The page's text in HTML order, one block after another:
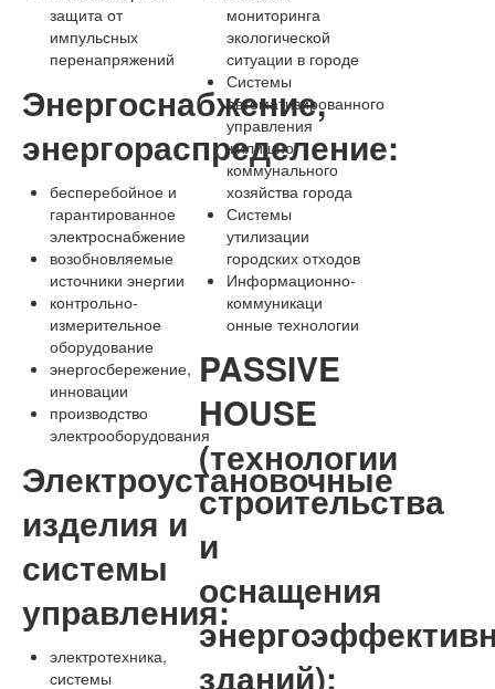
защита от
импульсных
перенапряжений
Энергоснабжение,
энергораспределение:
бесперебойное и
гарантированное
электроснабжение
возобновляемые
источники энергии
контрольно-
измерительное
оборудование
энергосбережение,
инновации
производство
электрооборудования
Электроустановочные
изделия и
системы
управления:
электротехника,
системы
мониторинга
экологической
ситуации в городе
Системы
автоматизированного
управления
жилищно-
коммунального
хозяйства города
Системы
утилизации
городских отходов
Информационно-
коммуникаци
онные технологии
PASSIVE
HOUSE
(технологии
строительства
и
оснащения
зданий):